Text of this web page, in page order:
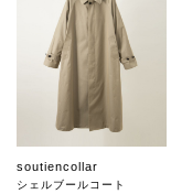
soutiencollar
シェルブールコート